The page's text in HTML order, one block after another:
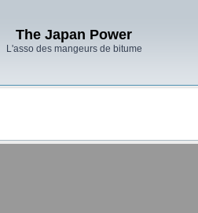
The Japan Power
L'asso des mangeurs de bitume